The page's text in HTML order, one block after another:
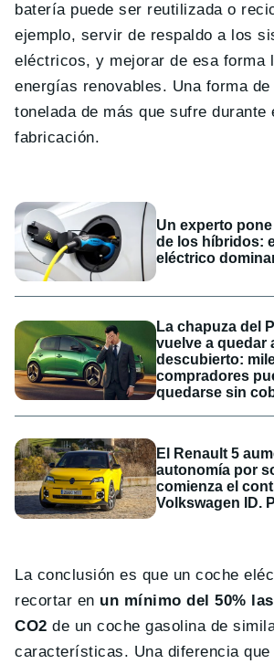
batería puede ser reutilizada o
ejemplo, servir de respaldo a los
eléctricos, y mejorar de esa forma
energías renovables. Una forma
tonelada de más que sufre durante
fabricación.
Un experto
de los híbridos:
eléctrico
La chapuza del
vuelve a quedar
descubierto:
compradores
quedarse sin
El Renault 5
autonomía por
comienza el
Volkswagen ID.
La conclusión es que un coche
recortar en un mínimo del 50%
CO2 de un coche gasolina de
características. Una diferencia